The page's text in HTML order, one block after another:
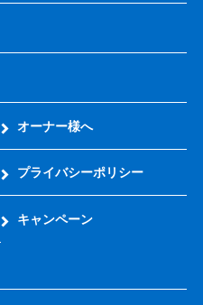
オーナー様へ
プライバシーポリシー
キャンペーン